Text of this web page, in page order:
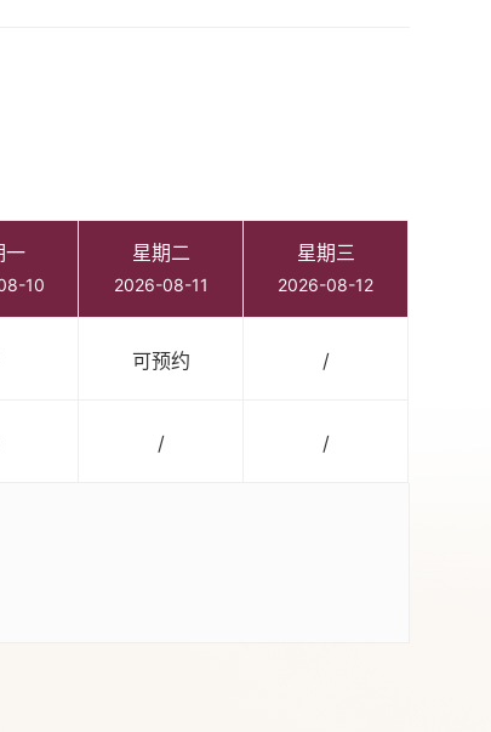
一
10
星期二
2026-08-11
星期三
2026-08-12
可预约 /
/ /